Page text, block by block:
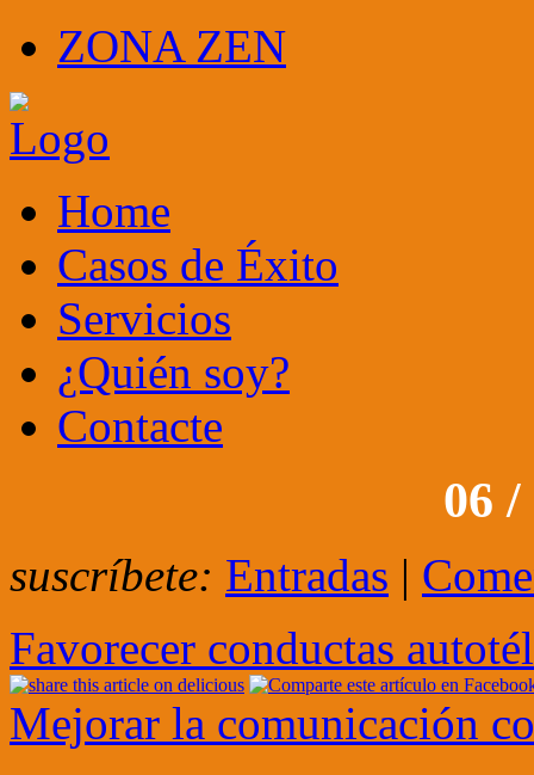
ZONA ZEN
Home
Casos de Éxito
Servicios
¿Quién soy?
Contacte
06 /
suscríbete: Entradas |
Favorecer conductas
Mejorar la comunicación